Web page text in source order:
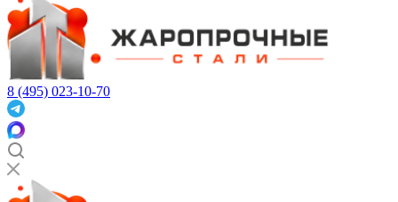
8 (495) 023-10-70